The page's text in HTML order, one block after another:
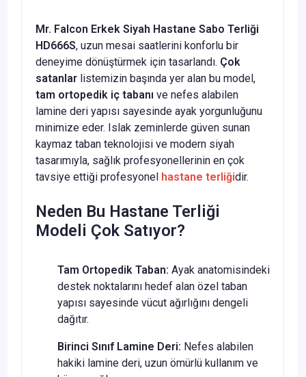
Mr. Falcon Erkek Siyah Hastane Sabo Terliği
HD666S, uzun mesai saatlerini konforlu bir
deneyime dönüştürmek için tasarlandı. Çok
satanlar listemizin başında yer alan bu model,
tam ortopedik iç tabanı ve nefes alabilen
lamine deri yapısı sayesinde ayak yorgunluğunu
minimize eder. Islak zeminlerde güven sunan
kaymaz taban teknolojisi ve modern siyah
tasarımıyla, sağlık profesyonellerinin en çok
tavsiye ettiği profesyonel hastane terliğidir.
Neden Bu Hastane Terliği
Modeli Çok Satıyor?
Tam Ortopedik Taban: Ayak anatomisindeki
destek noktalarını hedef alan özel taban
yapısı sayesinde vücut ağırlığını dengeli
dağıtır.
Birinci Sınıf Lamine Deri: Nefes alabilen
hakiki lamine deri, uzun ömürlü kullanım ve